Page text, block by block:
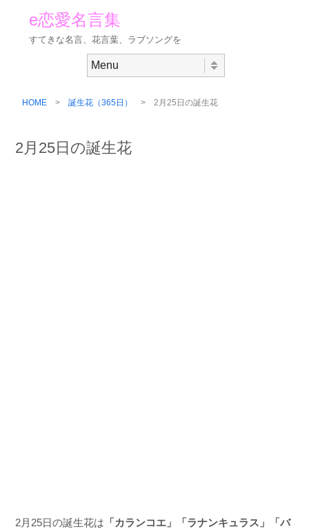
e恋愛名言集
すてきな名言、花言葉、ラブソングを
HOME > 誕生花（365日） > 2月25日の誕生花
2月25日の誕生花
2月25日の誕生花は 「カランコエ」「ラナンキュラス」「バ